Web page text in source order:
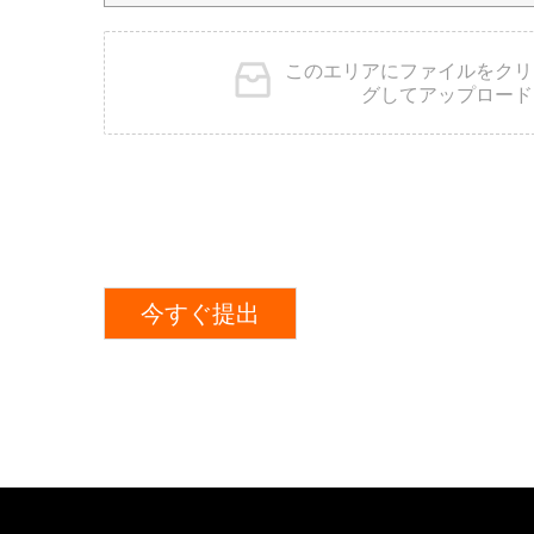
このエリアにファイルをク
グしてアップロード
今すぐ提出